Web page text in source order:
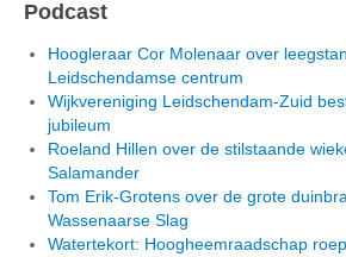
Podcast
Hoogleraar Cor Molenaar over
Leidschendamse centrum
Wijkvereniging Leidschendam-Zuid
jubileum
Roeland Hillen over de stilstaande
Salamander
Tom Erik-Grotens over de grote
Wassenaarse Slag
Watertekort: Hoogheemraadschap